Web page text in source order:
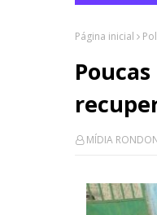
Página inicial
MÍDIA